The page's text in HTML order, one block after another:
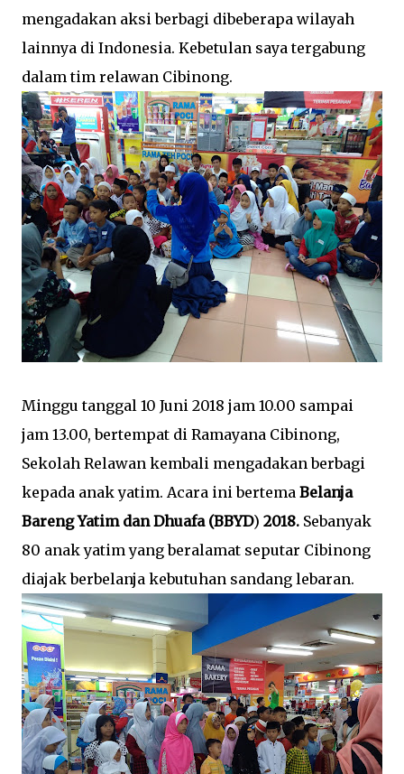
mengadakan aksi berbagi dibeberapa wilayah
lainnya di Indonesia. Kebetulan saya tergabung
dalam tim relawan Cibinong.
Minggu tanggal 10 Juni 2018 jam 10.00 sampai
jam 13.00, bertempat di Ramayana Cibinong,
Sekolah Relawan kembali mengadakan berbagi
kepada anak yatim. Acara ini bertema Belanja
Bareng Yatim dan Dhuafa (BBYD) 2018. Sebanyak
80 anak yatim yang beralamat seputar Cibinong
diajak berbelanja kebutuhan sandang lebaran.